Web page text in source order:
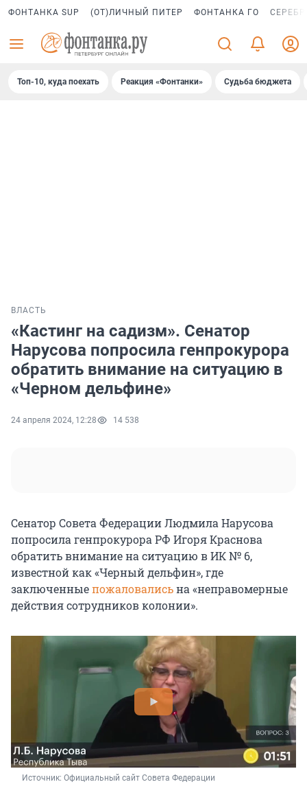
ФОНТАНКА SUP (ОТ)ЛИЧНЫЙ ПИТЕР ФОНТАНКА ГО
Топ-10, куда поехать Реакция «Фонтанки» Судьба бюджета
ВЛАСТЬ
«Кастинг на садизм». Сенатор
Нарусова попросила генпрокурора
обратить внимание на ситуацию в
«Черном дельфине»
24 апреля 2024, 12:28 14 538
Сенатор Совета Федерации Людмила Нарусова
попросила генпрокурора РФ Игоря Краснова
обратить внимание на ситуацию в ИК № 6,
известной как «Черный дельфин», где
заключенныепожаловалисьна «неправомерные
действия сотрудников колонии».
Источник: Официальный сайт Совета Федерации